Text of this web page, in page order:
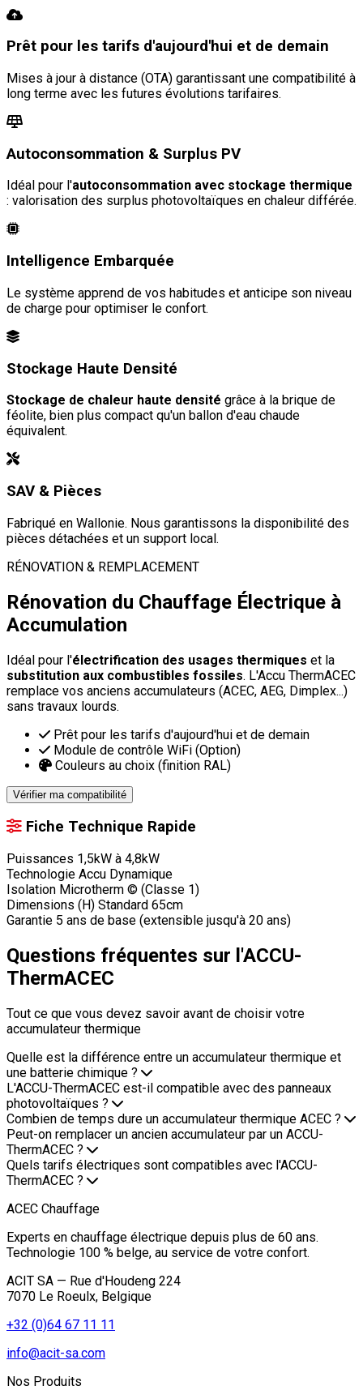
Prêt pour les tarifs d'aujourd'hui et de demain
Mises à jour à distance (OTA) garantissant une compatibilité à
long terme avec les futures évolutions tarifaires.
Autoconsommation & Surplus PV
Idéal pour l'autoconsommation avec stockage thermique
: valorisation des surplus photovoltaïques en chaleur différée.
Intelligence Embarquée
Le système apprend de vos habitudes et anticipe son niveau
de charge pour optimiser le confort.
Stockage Haute Densité
Stockage de chaleur haute densité grâce à la brique de
féolite, bien plus compact qu'un ballon d'eau chaude
équivalent.
SAV & Pièces
Fabriqué en Wallonie. Nous garantissons la disponibilité des
pièces détachées et un support local.
RÉNOVATION & REMPLACEMENT
Rénovation du Chauffage Électrique à
Accumulation
Idéal pour l'électrification des usages thermiques et la
substitution aux combustibles fossiles. L'Accu ThermACEC
remplace vos anciens accumulateurs (ACEC, AEG, Dimplex...)
sans travaux lourds.
Prêt pour les tarifs d'aujourd'hui et de demain
Module de contrôle WiFi (Option)
Couleurs au choix (finition RAL)
Vérifier ma compatibilité
Fiche Technique Rapide
Puissances 1,5kW à 4,8kW
Technologie Accu Dynamique
Isolation Microtherm © (Classe 1)
Dimensions (H) Standard 65cm
Garantie 5 ans de base (extensible jusqu'à 20 ans)
Questions fréquentes sur l'ACCU-
ThermACEC
Tout ce que vous devez savoir avant de choisir votre
accumulateur thermique
Quelle est la différence entre un accumulateur thermique et
une batterie chimique ?
L'ACCU-ThermACEC est-il compatible avec des panneaux
photovoltaïques ?
Combien de temps dure un accumulateur thermique ACEC ?
Peut-on remplacer un ancien accumulateur par un ACCU-
ThermACEC ?
Quels tarifs électriques sont compatibles avec l'ACCU-
ThermACEC ?
ACEC Chauffage
Experts en chauffage électrique depuis plus de 60 ans.
Technologie 100 % belge, au service de votre confort.
ACIT SA — Rue d'Houdeng 224
7070 Le Roeulx, Belgique
+32 (0)64 67 11 11
info@acit-sa.com
Nos Produits